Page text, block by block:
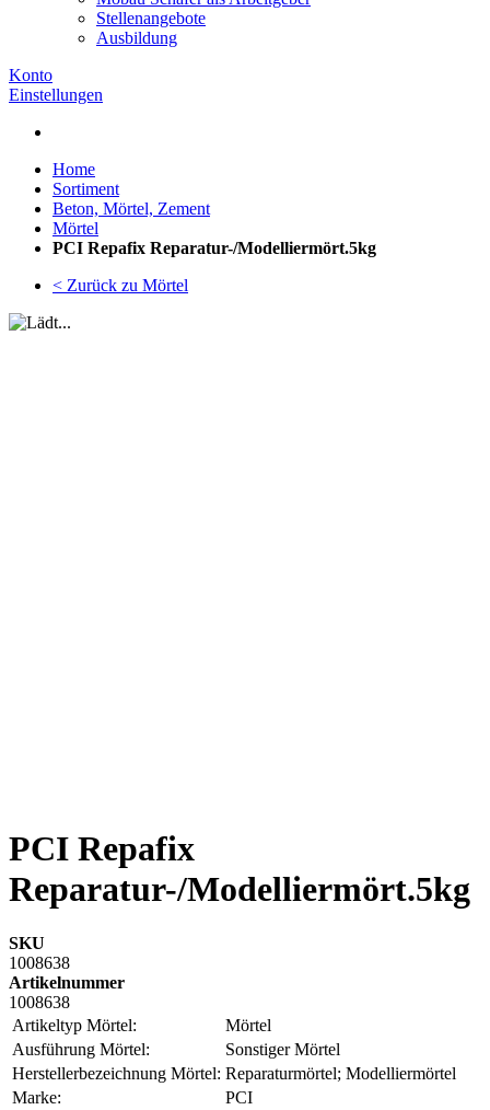
Stellenangebote
Ausbildung
Konto
Einstellungen
Home
Sortiment
Beton, Mörtel, Zement
Mörtel
PCI Repafix Reparatur-/Modelliermört.5kg
< Zurück zu Mörtel
PCI Repafix
Reparatur-/Modelliermört.5kg
SKU
1008638
Artikelnummer
1008638
Artikeltyp Mörtel:
Mörtel
Ausführung Mörtel:
Sonstiger Mörtel
Herstellerbezeichnung Mörtel: Reparaturmörtel; Modelliermörtel
Marke:
PCI